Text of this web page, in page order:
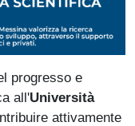
progresso e
all'Università
attivamente